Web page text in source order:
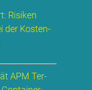
Ri­si­ken
der Kos­ten-
APM Ter­